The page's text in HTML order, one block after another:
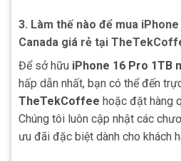
3. Làm thế nào để mua
Canada giá rẻ tại
Để sở hữu iPhone 16 Pro 1TB
hấp dẫn nhất, bạn có thể đến
TheTekCoffee hoặc đặt hàng
Chúng tôi luôn cập nhật các
ưu đãi đặc biệt dành cho khách